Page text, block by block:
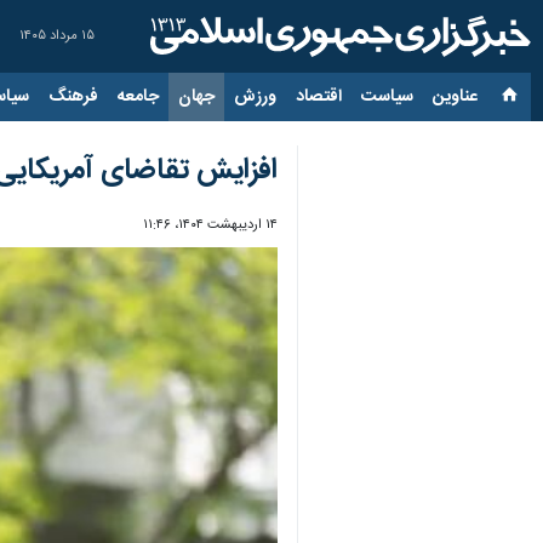
۱۵ مرداد ۱۴۰۵
عناوین‌ سیاست اقتصاد ورزش جهان جامعه فرهنگ
افزایش تقاضای
۱۴ اردیبهشت ۱۴۰۴، ۱۱:۴۶